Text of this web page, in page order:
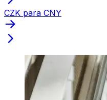
CZK para CNY